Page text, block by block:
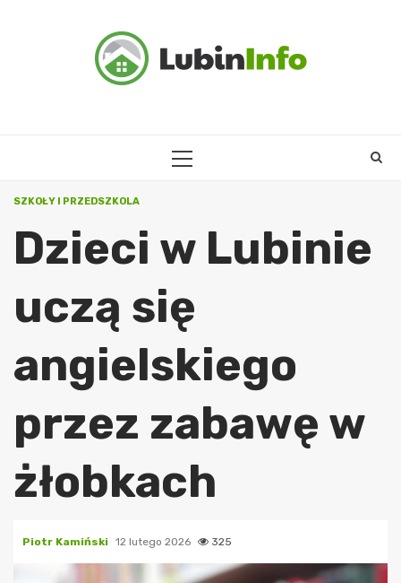
PRIMARY
SZKOŁY I PRZEDSZKOLA
Dzieci w Lubinie
uczą się
angielskiego
przez zabawę w
żłobkach
Piotr Kamiński 12 lutego 2026 325